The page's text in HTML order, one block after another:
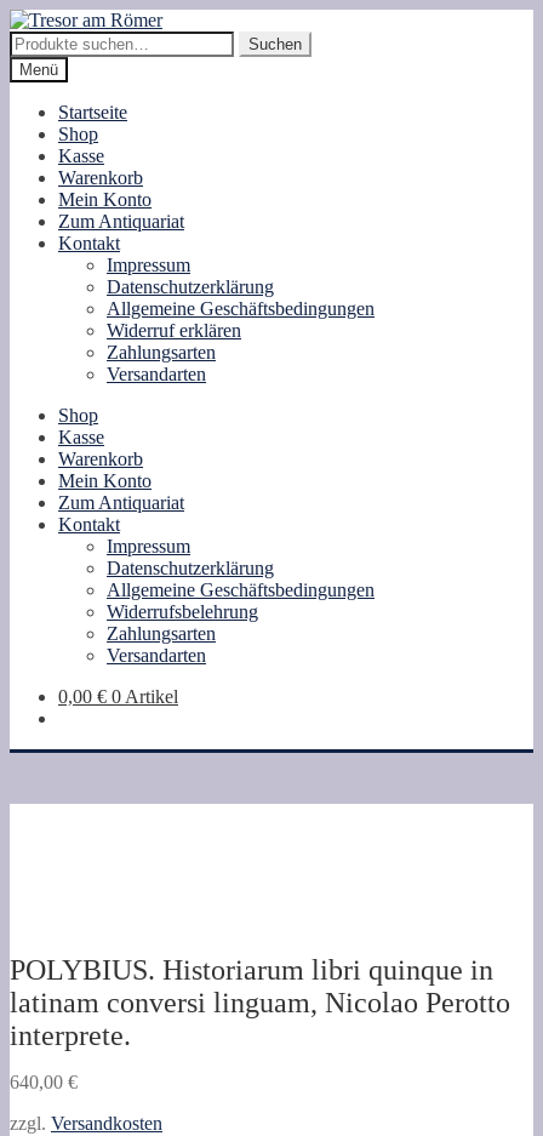
Zur
Navigation
springen
Zum
Inhalt
springen
Suche
nach:
Suchen
Menü
Startseite
Shop
Kasse
Warenkorb
Mein Konto
Zum Antiquariat
Kontakt
Impressum
Datenschutzerklärung
Allgemeine Geschäftsbedingungen
Widerruf erklären
Zahlungsarten
Versandarten
Shop
Kasse
Warenkorb
Mein Konto
Zum Antiquariat
Kontakt
Impressum
Datenschutzerklärung
Allgemeine Geschäftsbedingungen
Widerrufsbelehrung
Zahlungsarten
Versandarten
0,00 € 0 Artikel
POLYBIUS. Historiarum libri quinque in
latinam conversi linguam, Nicolao Perotto
interprete.
640,00 €
zzgl. Versandkosten